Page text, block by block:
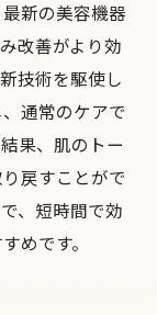
新の美容機器
改善がより効
技術を駆使し
通常のケアで
果、肌のトー
戻すことがで
、短時間で効
めです。